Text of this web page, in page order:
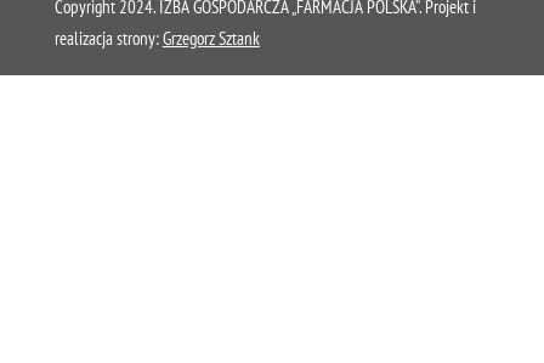
Copyright 2024. IZBA GOSPODARCZA „FARMACJA POLSKA”. Projekt i
realizacja strony:Grzegorz Sztank